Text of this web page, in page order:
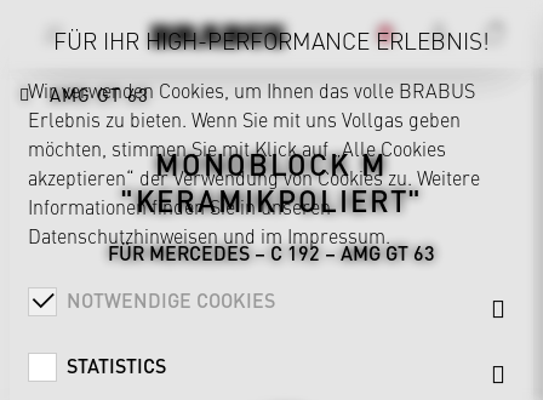
AMG GT 63
MONOBLOCK M
"KERAMIKPOLIERT"
FÜR MERCEDES – C 192 – AMG GT 63
FÜR IHR HIGH-PERFORMANCE ERLEBNIS!
Wir verwenden Cookies, um Ihnen das volle BRABUS
Erlebnis zu bieten. Wenn Sie mit uns Vollgas geben
möchten, stimmen Sie mit Klick auf „Alle Cookies
akzeptieren“ der Verwendung von Cookies zu. Weitere
Informationen finden Sie in unseren
Datenschutzhinweisen und im Impressum.
NOTWENDIGE COOKIES
STATISTICS